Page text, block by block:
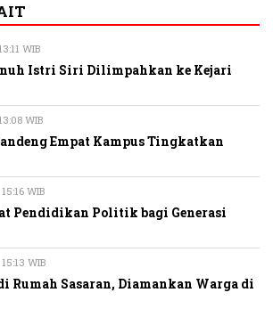
WIB
Istri Siri Dilimpahkan ke Kejari
WIB
Empat Kampus Tingkatkan
WIB
Pendidikan Politik bagi Generasi
WIB
Rumah Sasaran, Diamankan Warga di